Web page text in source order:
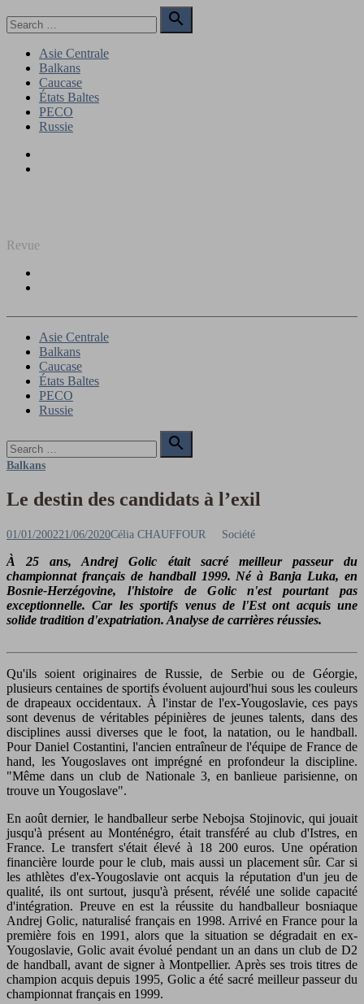
to
for:

Search
Asie Centrale
Balkans
Caucase
États Baltes
PECO
Russie
Revue
Asie Centrale
Balkans
Caucase
États Baltes
PECO
Russie
for:

Search
Balkans
Le destin des candidats à l’exil
Posted
01/01/200221/06/2020Author
Célia CHAUFFOUR Société
À 25 ans, Andrej Golic était sacré meilleur passeur du
championnat français de handball 1999. Né à Banja Luka, en
Bosnie-Herzégovine, l'histoire de Golic n'est pourtant pas
exceptionnelle. Car les sportifs venus de l'Est ont acquis une
solide tradition d'expatriation. Analyse de carrières réussies.
Qu'ils soient originaires de Russie, de Serbie ou de Géorgie,
plusieurs centaines de sportifs évoluent aujourd'hui sous les couleurs
de drapeaux occidentaux. À l'instar de l'ex-Yougoslavie, ces pays
sont devenus de véritables pépinières de jeunes talents, dans des
disciplines aussi diverses que le foot, la natation, ou le handball.
Pour Daniel Costantini, l'ancien entraîneur de l'équipe de France de
hand, les Yougoslaves ont imprégné en profondeur la discipline.
"Même dans un club de Nationale 3, en banlieue parisienne, on
trouve un Yougoslave".
En août dernier, le handballeur serbe Nebojsa Stojinovic, qui jouait
jusqu'à présent au Monténégro, était transféré au club d'Istres, en
France. Le transfert s'était élevé à 18 200 euros. Une opération
financière lourde pour le club, mais aussi un placement sûr. Car si
les athlètes d'ex-Yougoslavie ont acquis la réputation d'un jeu de
qualité, ils ont surtout, jusqu'à présent, révélé une solide capacité
d'intégration. Preuve en est la réussite du handballeur bosniaque
Andrej Golic, naturalisé français en 1998. Arrivé en France pour la
première fois en 1991, alors que la situation se dégradait en ex-
Yougoslavie, Golic avait évolué pendant un an dans un club de D2
de handball, avant de signer à Montpellier. Après ses trois titres de
champion acquis depuis 1995, Golic a été sacré meilleur passeur du
championnat français en 1999.